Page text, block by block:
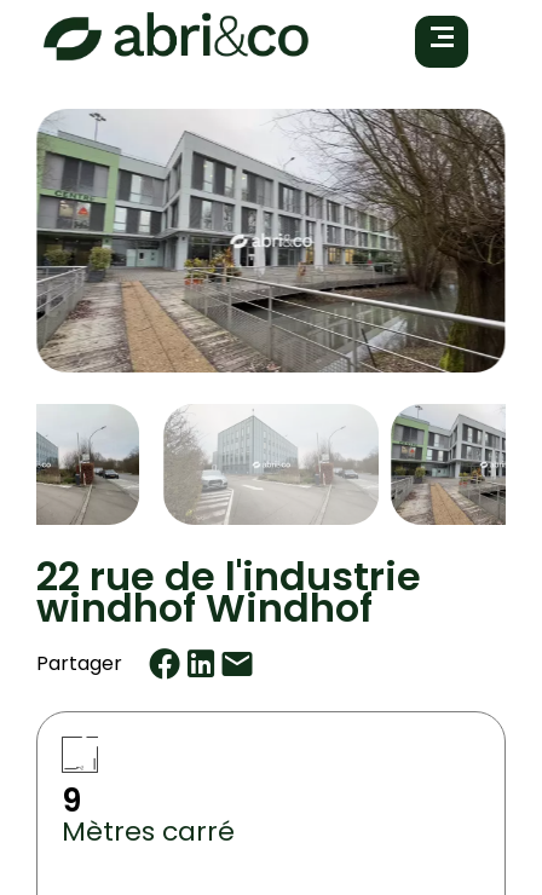
22 rue de l'industrie
windhof Windhof
Partager
9
Mètres carré